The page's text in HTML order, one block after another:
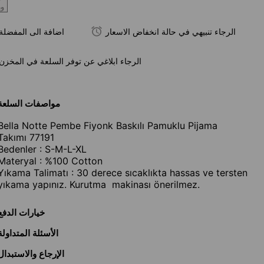
اضافة الى الرجاء تنبيهي في حالة انخفاض الاسعار
الرجاء ابلاغي عن توفر السلعة في
مواصفات
Notte Pembe Fiyonk Baskılı Pamuklu Pijama
77191
: S-M-L-XL
: %100 Cotton
Talimatı : 30 derece sıcaklıkta hassas ve tersten
yapınız. Kurutma makinası önerilmez.
خيارات
الأسئلة
الإرجاع